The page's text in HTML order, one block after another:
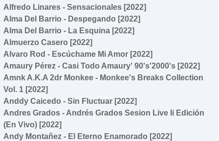
Alfredo Linares - Sensacionales [2022]
Alma Del Barrio - Despegando [2022]
Alma Del Barrio - La Esquina [2022]
Almuerzo Casero [2022]
Alvaro Rod - Escúchame Mi Amor [2022]
Amaury Pérez - Casi Todo Amaury' 90's'2000's [2022]
Amnk A.K.A 2dr Monkee - Monkee's Breaks Collection
Vol. 1 [2022]
Anddy Caicedo - Sin Fluctuar [2022]
Andres Grados - Andrés Grados Sesion Live Ii Edición
(En Vivo) [2022]
Andy Montañez - El Eterno Enamorado [2022]